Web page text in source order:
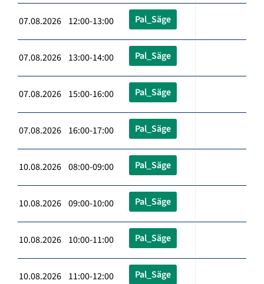
07.08.2026 12:00-13:00 Pal_Säge
07.08.2026 13:00-14:00 Pal_Säge
07.08.2026 15:00-16:00 Pal_Säge
07.08.2026 16:00-17:00 Pal_Säge
10.08.2026 08:00-09:00 Pal_Säge
10.08.2026 09:00-10:00 Pal_Säge
10.08.2026 10:00-11:00 Pal_Säge
10.08.2026 11:00-12:00 Pal_Säge